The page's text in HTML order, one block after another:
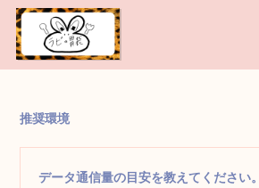
推奨環境
データ通信量の目安を教えてください。